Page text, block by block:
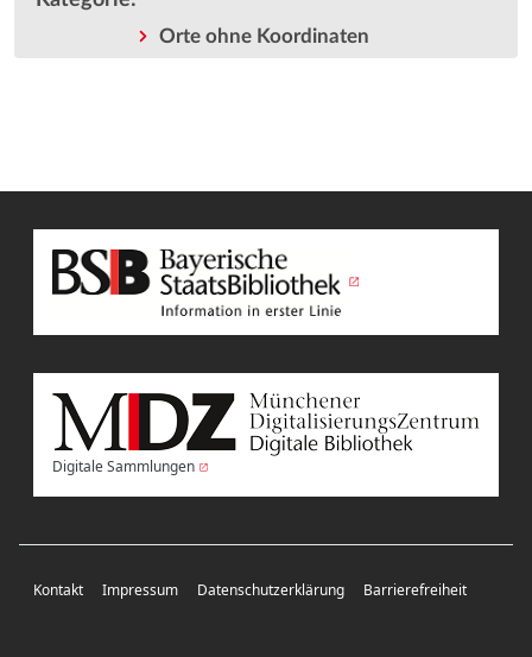
Orte ohne Koordinaten
Digitale Sammlungen
Kontakt Impressum Datenschutzerklärung Barrierefreiheit